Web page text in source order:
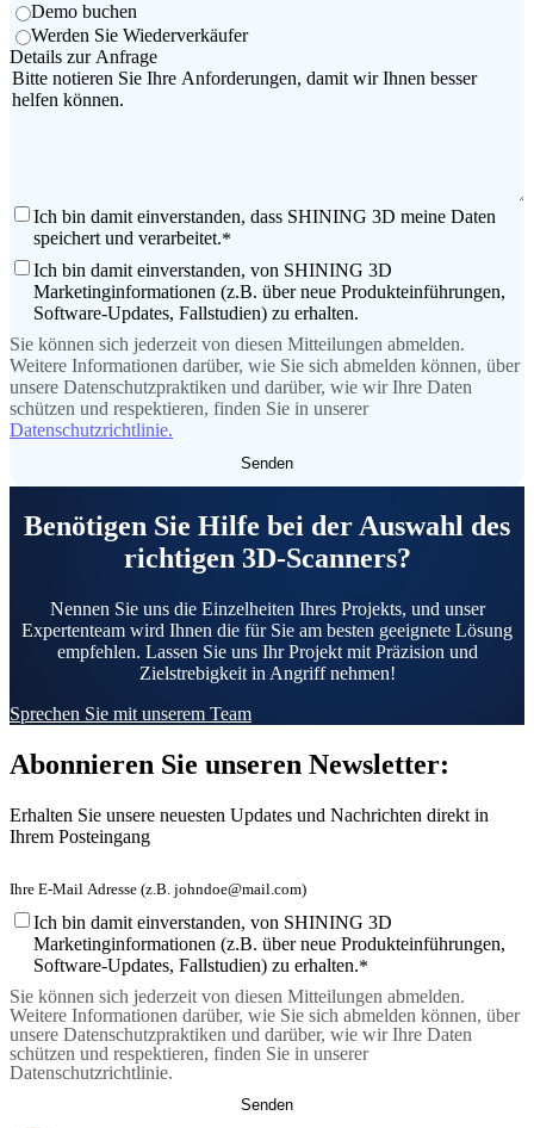
Demo buchen
Werden Sie Wiederverkäufer
Details zur Anfrage
Bitte notieren Sie Ihre Anforderungen, damit wir Ihnen besser
helfen können.
Ich bin damit einverstanden, dass SHINING 3D meine Daten
speichert und verarbeitet.*
Ich bin damit einverstanden, von SHINING 3D
Marketinginformationen (z.B. über neue Produkteinführungen,
Software-Updates, Fallstudien) zu erhalten.
Sie können sich jederzeit von diesen Mitteilungen abmelden.
Weitere Informationen darüber, wie Sie sich abmelden können, über
unsere Datenschutzpraktiken und darüber, wie wir Ihre Daten
schützen und respektieren, finden Sie in unserer
Datenschutzrichtlinie.
Benötigen Sie Hilfe bei der Auswahl des
richtigen 3D-Scanners?
Nennen Sie uns die Einzelheiten Ihres Projekts, und unser
Expertenteam wird Ihnen die für Sie am besten geeignete Lösung
empfehlen. Lassen Sie uns Ihr Projekt mit Präzision und
Zielstrebigkeit in Angriff nehmen!
Sprechen Sie mit unserem Team
Abonnieren Sie unseren Newsletter:
Erhalten Sie unsere neuesten Updates und Nachrichten direkt in
Ihrem Posteingang
Ich bin damit einverstanden, von SHINING 3D
Marketinginformationen (z.B. über neue Produkteinführungen,
Software-Updates, Fallstudien) zu erhalten.*
Sie können sich jederzeit von diesen Mitteilungen abmelden.
Weitere Informationen darüber, wie Sie sich abmelden können, über
unsere Datenschutzpraktiken und darüber, wie wir Ihre Daten
schützen und respektieren, finden Sie in unserer
Datenschutzrichtlinie.